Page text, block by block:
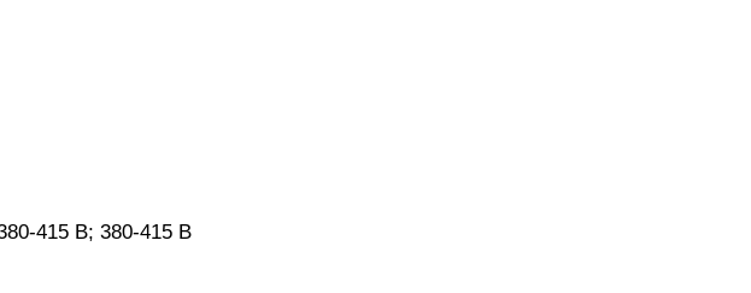
415 В; 380-415 В